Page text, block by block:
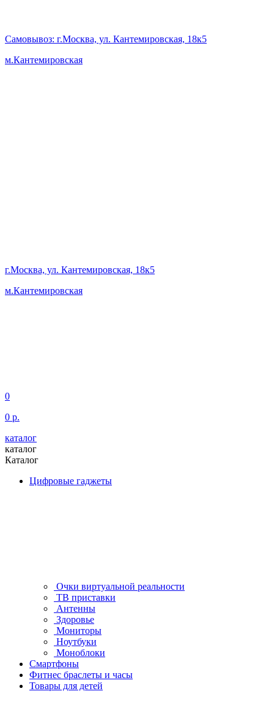
Самовывоз: г.Москва, ул. Кантемировская, 18к5
м.Кантемировская
г.Москва, ул. Кантемировская, 18к5
м.Кантемировская
0
0 р.
каталог
каталог
Каталог
Цифровые гаджеты
Очки виртуальной реальности
ТВ приставки
Антенны
Здоровье
Мониторы
Ноутбуки
Моноблоки
Смартфоны
Фитнес браслеты и часы
Товары для детей